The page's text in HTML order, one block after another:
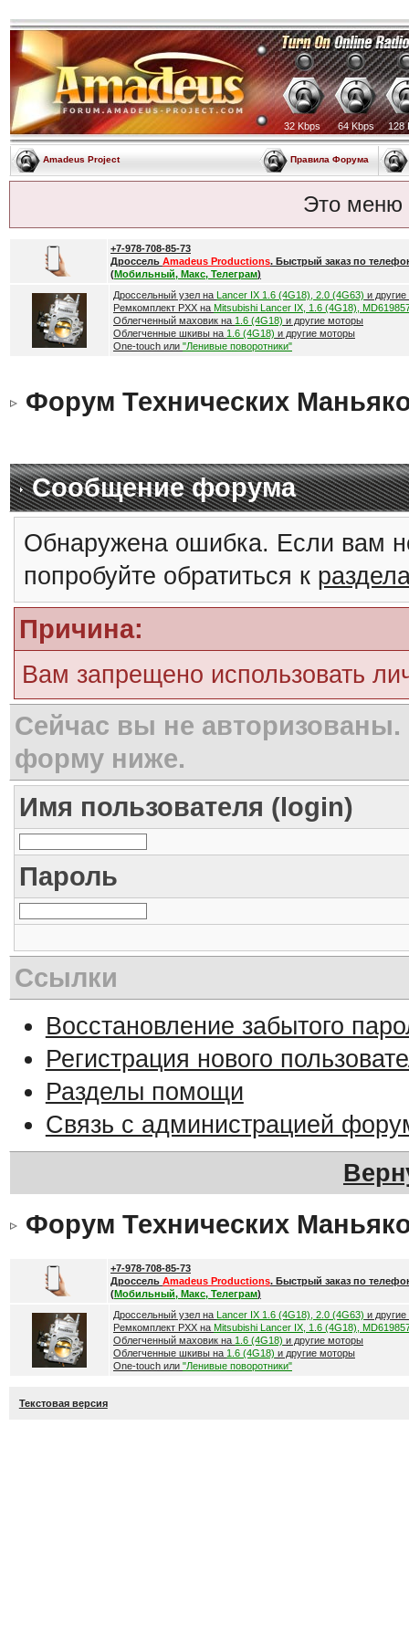
32 Kbps 64 Kbps 128
Amadeus Project Правила Форума
Это меню
+7-978-708-85-73
Дроссель Amadeus Productions. Быстрый заказ по
(Мобильный, Макс, Телеграм)
Дроссельный узел на Lancer IX 1.6 (4G18), 2.0 (4G63) и
Ремкомплект РХХ на Mitsubishi Lancer IX, 1.6 (4G18),
Облегченный маховик на 1.6 (4G18) и другие моторы
Облегченные шкивы на 1.6 (4G18) и другие моторы
One-touch или "Ленивые поворотники"
Форум Технических
Сообщение форума
Обнаружена ошибка. Если вам
попробуйте обратиться к
Причина:
Вам запрещено использовать
Сейчас вы не авторизованы.
форму ниже.
Имя пользователя (login)
Пароль
Ссылки
Восстановление забытого
Регистрация нового
Разделы помощи
Связь с администрацией
Форум Технических
+7-978-708-85-73
Дроссель Amadeus Productions. Быстрый заказ по
(Мобильный, Макс, Телеграм)
Дроссельный узел на Lancer IX 1.6 (4G18), 2.0 (4G63) и
Ремкомплект РХХ на Mitsubishi Lancer IX, 1.6 (4G18),
Облегченный маховик на 1.6 (4G18) и другие моторы
Облегченные шкивы на 1.6 (4G18) и другие моторы
One-touch или "Ленивые поворотники"
Текстовая версия